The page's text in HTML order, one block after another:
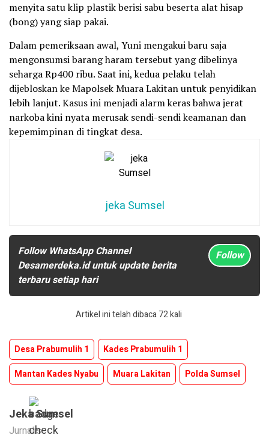
menyita satu klip plastik berisi sabu beserta alat hisap
(bong) yang siap pakai.
Dalam pemeriksaan awal, Yuni mengakui baru saja
mengonsumsi barang haram tersebut yang dibelinya
seharga Rp400 ribu. Saat ini, kedua pelaku telah
dijebloskan ke Mapolsek Muara Lakitan untuk penyidikan
lebih lanjut. Kasus ini menjadi alarm keras bahwa jerat
narkoba kini nyata merusak sendi-sendi keamanan dan
kepemimpinan di tingkat desa.
jeka Sumsel
Follow WhatsApp Channel
Desamerdeka.id untuk update berita
terbaru setiap hari
Follow
Artikel ini telah dibaca 72 kali
Desa Prabumulih 1
Kades Prabumulih 1
Mantan Kades Nyabu
Muara Lakitan Polda Sumsel
Jeka Sumsel
Jurnalis